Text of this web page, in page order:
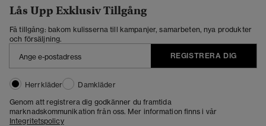
Lås Upp Exklusiv Tillgång
Få tillgång: bakom kulisserna till kampanjer, samarbeten, nya produkter
och försäljning.
REGISTRERA DIG
Herrkläder
Damkläder
Genom att registrera dig godkänner du framtida
marknadskommunikation från oss. Mer information finns i vår
Integritetspolicy